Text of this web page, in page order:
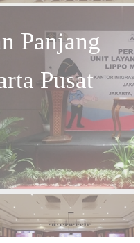
Panjang
Pusat